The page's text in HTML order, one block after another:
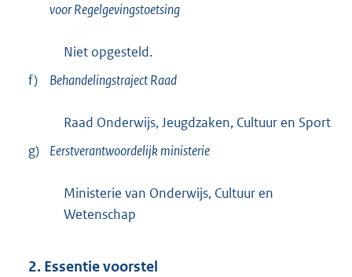
l
n
:
voor Regelgevingstoetsing
Niet opgesteld.
f)
Behandelingstraject Raad
Raad Onderwijs, Jeugdzaken, Cultuur en Sport
g)
Eerstverantwoordelijk ministerie
Ministerie van Onderwijs, Cultuur en
Wetenschap
2. Essentie voorstel